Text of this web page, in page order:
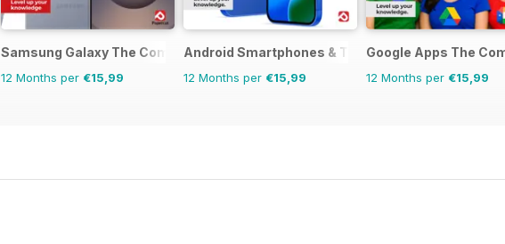
Samsung Galaxy The Complete Manual
12 Months per €15,99
Android Smartphones & Tablets The Complete
12 Months per €15,99
Google Apps The
12 Months per €15,99